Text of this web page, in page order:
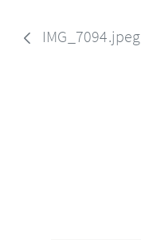
IMG_7094.jpeg